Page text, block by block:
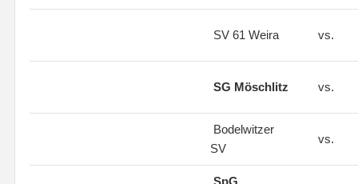
SV 61 Weira vs.
SG Möschlitz vs.
Bodelwitzer
SV
vs.
SpG